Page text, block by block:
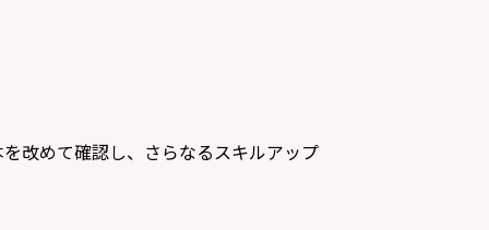
改めて確認し、さらなるスキルアップ